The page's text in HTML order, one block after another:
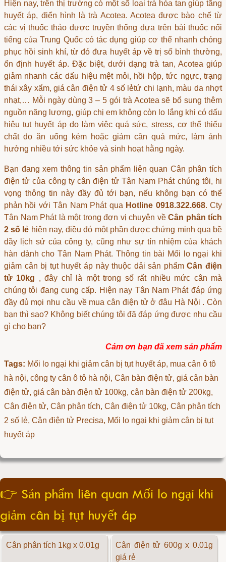
Hiện nay, trên thị trường có một số loại trà hòa tan giúp tăng
huyết áp, điển hình là trà Acotea. Acotea được bào chế từ
các vị thuốc thảo dược truyền thống dựa trên bài thuốc nổi
tiếng của Trung Quốc có tác dụng giúp cơ thể nhanh chóng
phục hồi sinh khí, từ đó đưa huyết áp về trị số bình thường,
ổn định huyết áp. Đặc biệt, dưới dạng trà tan, Acotea giúp
giảm nhanh các dấu hiệu mệt mỏi, hồi hộp, tức ngực, trạng
thái xây xẩm,giá cân điện tử 4 số lẻtứ chi lạnh, màu da nhợt
nhạt,… Mỗi ngày dùng 3 – 5 gói trà Acotea sẽ bổ sung thêm
nguồn năng lượng, giúp chị em không còn lo lắng khi có dấu
hiệu tụt huyết áp do làm việc quá sức, stress, cơ thể thiếu
chất do ăn uống kém hoặc giảm cân quá mức, làm ảnh
hưởng nhiều tới sức khỏe và sinh hoạt hằng ngày.
Bạn đang xem thông tin sản phẩm liên quan Cân phân tích
điện tử của công ty cân điện tử Tân Nam Phát chúng tôi, hi
vọng thông tin này đầy đủ tới bạn, nếu không bạn có thể
phản hồi với Tân Nam Phát qua Hotline 0918.322.668. Cty
Tân Nam Phát là một trong đợn vị chuyên về Cân phân tích
2 số lẻ hiện nay, điều đó một phần được chứng minh qua bề
dầy lịch sử của công ty, cũng như sự tín nhiệm của khách
hàn dành cho Tân Nam Phát. Thông tin bài Mối lo ngại khi
giảm cân bị tụt huyết áp này thuộc dải sản phẩmCân điện
tử 10kg , đây chỉ là một trong số rất nhiều mức cân mà
chúng tôi đang cung cấp. Hiện nay Tân Nam Phát đáp ứng
đầy đủ mọi nhu cầu về mua cân điện tử ở đâu Hà Nội . Còn
bạn thì sao? Không biết chúng tôi đã đáp ứng được nhu cầu
gì cho bạn?
Cám ơn bạn đã xem sản phẩm
Tags: Mối lo ngại khi giảm cân bị tụt huyết áp, mua cân ô tô
hà nội, công ty cân ô tô hà nội, Cân bàn điện tử, giá cân bàn
điện tử, giá cân bàn điện tử 100kg, cân bàn điện tử 200kg,
Cân điện tử, Cân phân tích, Cân điện tử 10kg, Cân phân tích
2 số lẻ, Cân điện tử Precisa, Mối lo ngại khi giảm cân bị tụt
huyết áp
👉 Sản phẩm liên quan Mối lo ngại khi
giảm cân bị tụt huyết áp
Cân phân tích 1kg x 0.01g
Cân điện tử 600g x 0.01g
giá rẻ